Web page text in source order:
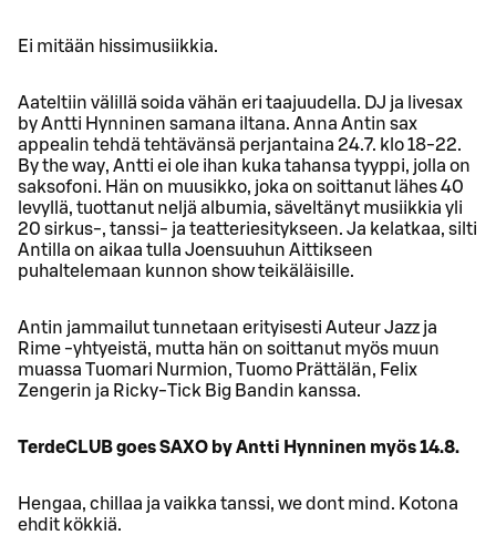
Ei mitään hissimusiikkia.
Aateltiin välillä soida vähän eri taajuudella. DJ ja livesax
by Antti Hynninen samana iltana. Anna Antin sax
appealin tehdä tehtävänsä perjantaina 24.7. klo 18-22.
By the way, Antti ei ole ihan kuka tahansa tyyppi, jolla on
saksofoni. Hän on muusikko, joka on soittanut lähes 40
levyllä, tuottanut neljä albumia, säveltänyt musiikkia yli
20 sirkus-, tanssi- ja teatteriesitykseen. Ja kelatkaa, silti
Antilla on aikaa tulla Joensuuhun Aittikseen
puhaltelemaan kunnon show teikäläisille.
Antin jammailut tunnetaan erityisesti Auteur Jazz ja
Rime -yhtyeistä, mutta hän on soittanut myös muun
muassa Tuomari Nurmion, Tuomo Prättälän, Felix
Zengerin ja Ricky-Tick Big Bandin kanssa.
TerdeCLUB goes SAXO by Antti Hynninen myös 14.8.
Hengaa, chillaa ja vaikka tanssi, we dont mind. Kotona
ehdit kökkiä.